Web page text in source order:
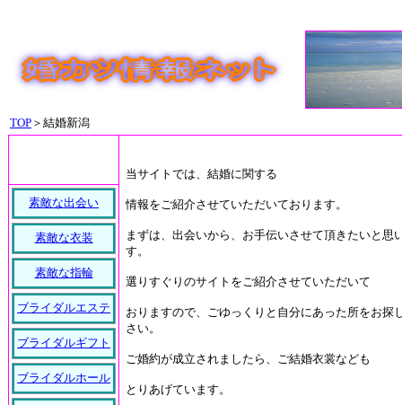
TOP ＞結婚新潟
当サイトでは、結婚に関する
情報をご紹介させていただいております。
まずは、出会いから、お手伝いさせて頂きたいと思
す。
選りすぐりのサイトをご紹介させていただいて
おりますので、ごゆっくりと自分にあった所をお探
さい。
ご婚約が成立されましたら、ご結婚衣裳なども
とりあげています。
素敵な出会い
素敵な衣装
素敵な指輪
ブライダルエステ
ブライダルギフト
ブライダルホール